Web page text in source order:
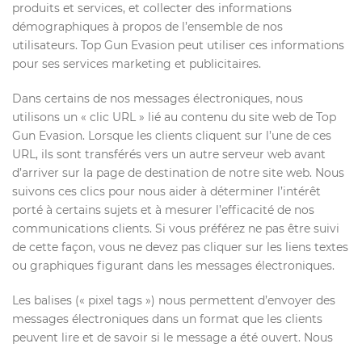
produits et services, et collecter des informations
démographiques à propos de l’ensemble de nos
utilisateurs. Top Gun Evasion peut utiliser ces informations
pour ses services marketing et publicitaires.
Dans certains de nos messages électroniques, nous
utilisons un « clic URL » lié au contenu du site web de Top
Gun Evasion. Lorsque les clients cliquent sur l’une de ces
URL, ils sont transférés vers un autre serveur web avant
d’arriver sur la page de destination de notre site web. Nous
suivons ces clics pour nous aider à déterminer l’intérêt
porté à certains sujets et à mesurer l’efficacité de nos
communications clients. Si vous préférez ne pas être suivi
de cette façon, vous ne devez pas cliquer sur les liens textes
ou graphiques figurant dans les messages électroniques.
Les balises (« pixel tags ») nous permettent d’envoyer des
messages électroniques dans un format que les clients
peuvent lire et de savoir si le message a été ouvert. Nous